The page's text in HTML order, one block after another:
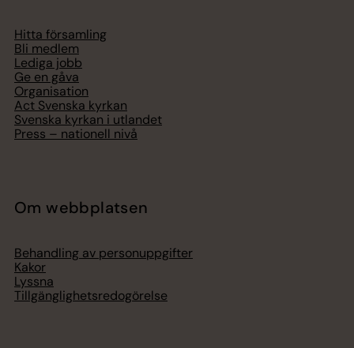
Hitta församling
Bli medlem
Lediga jobb
Ge en gåva
Organisation
Act Svenska kyrkan
Svenska kyrkan i utlandet
Press – nationell nivå
Om webbplatsen
Behandling av personuppgifter
Kakor
Lyssna
Tillgänglighetsredogörelse